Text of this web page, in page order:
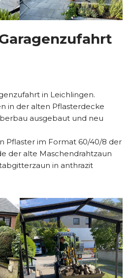
in Leichlingen.
in der alten Pflasterdecke
ausgebaut und neu
Pflaster im Format 60/40/8 der
der alte Maschendrahtzaun
in anthrazit